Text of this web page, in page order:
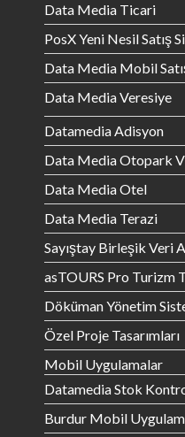
Data Media Ticari
PosX Yeni Nesil Satış
Data Media Mobil
Data Media Veresiye
Datamedia Adisyon
Data Media Otopark
Data Media Otel
Data Media Terazi
Sayıştay Birleşik Veri
asTOURS Pro Turizm
Döküman Yönetim
Özel Proje Tasarımları
Mobil Uygulamalar
Datamedia Stok
Burdur Mobil